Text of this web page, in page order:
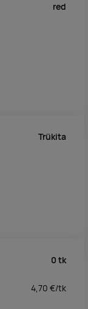
red
Trükita
0 tk
4,70 €/tk